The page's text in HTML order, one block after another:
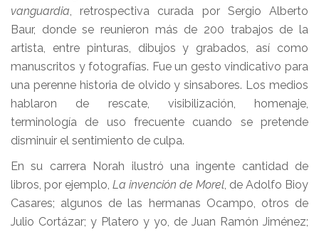
vanguardia, retrospectiva curada por Sergio Alberto
Baur, donde se reunieron más de 200 trabajos de la
artista, entre pinturas, dibujos y grabados, así como
manuscritos y fotografías. Fue un gesto vindicativo para
una perenne historia de olvido y sinsabores. Los medios
hablaron de rescate, visibilización, homenaje,
terminología de uso frecuente cuando se pretende
disminuir el sentimiento de culpa.
En su carrera Norah ilustró una ingente cantidad de
libros, por ejemplo, La invención de Morel, de Adolfo Bioy
Casares; algunos de las hermanas Ocampo, otros de
Julio Cortázar; y Platero y yo, de Juan Ramón Jiménez;